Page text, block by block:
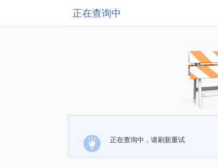
正在查询中
正在查询中，请刷新重试